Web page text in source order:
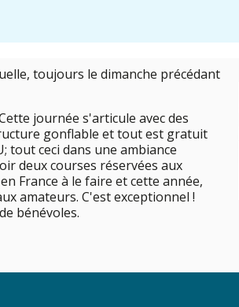
toujours le dimanche précédant
journée s'articule avec des
gonflable et tout est gratuit
tout ceci dans une ambiance
deux courses réservées aux
France à le faire et cette année,
amateurs. C'est exceptionnel !
bénévoles.